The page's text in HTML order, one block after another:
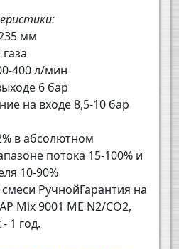
мм
400 л/мин
6 бар
на входе 8,5-10 бар
в абсолютном
потока 15-100% и
10-90%
РучнойГарантия на
Mix 9001 ME N2/CO2,
1 год.